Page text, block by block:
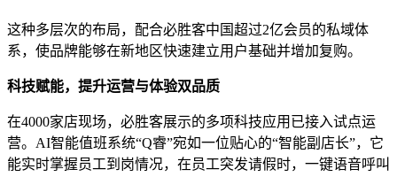
这种多层次的布局，配合必胜客中国超过2亿会员的私域体
系，使品牌能够在新地区快速建立用户基础并增加复购。
科技赋能，提升运营与体验双品质
在4000家店现场，必胜客展示的多项科技应用已接入试点运
营。AI智能值班系统“Q睿”宛如一位贴心的“智能副店长”，它
能实时掌握员工到岗情况，在员工突发请假时，一键语音呼叫